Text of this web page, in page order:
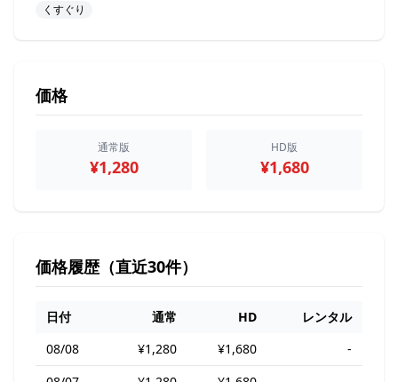
くすぐり
価格
通常版
¥1,280
HD版
¥1,680
価格履歴（直近30件）
日付 通常 HD
レンタル
08/08
¥1,280 ¥1,680
-